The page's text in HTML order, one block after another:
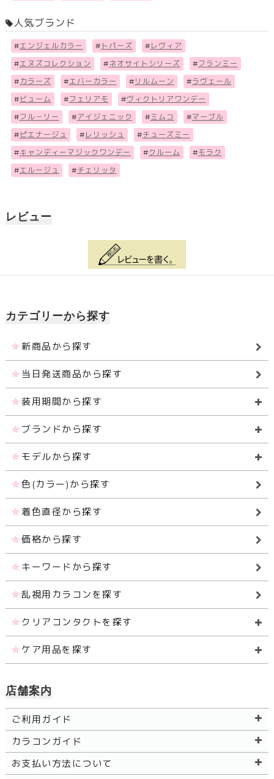
人気ブランド
#エンジェルカラー # トパーズ # レヴィア
#エヌズコレクション #ネオサイトシリーズ #フランミー
# カラーズ #エバーカラー # リルムーン #ラヴェール
# ビューム #フェリアモ #ヴィクトリアワンデー
#フル－リー #アイジェニック # ミムコ #マーブル
# ピエナージュ # レリッシュ #チューズミー
#キャンディーマジックワンデー #クルーム #モラク
#エルージュ #チェリッタ
レビュー
カテゴリーから探す
新商品から探す
当日発送商品から探す
装用期間から探す
ブランドから探す
モデルから探す
色(カラー)から探す
着色直径から探す
価格から探す
キーワードから探す
乱視用カラコンを探す
クリアコンタクトを探す
ケア用品を探す
店舗案内
ご利用ガイド
カラコンガイド
お支払い方法について